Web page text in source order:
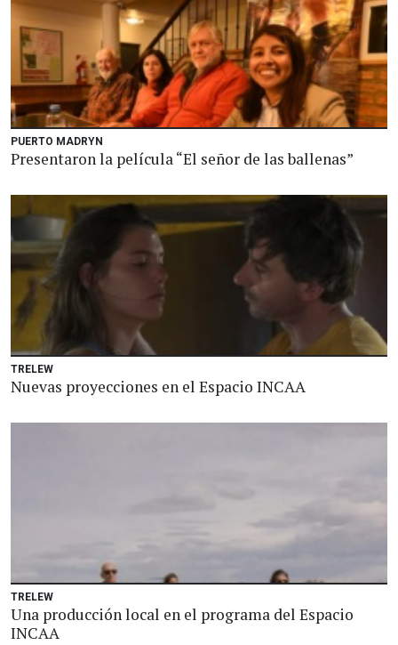
PUERTO MADRYN
Presentaron la película “El señor de las ballenas”
TRELEW
Nuevas proyecciones en el Espacio INCAA
TRELEW
Una producción local en el programa del Espacio
INCAA